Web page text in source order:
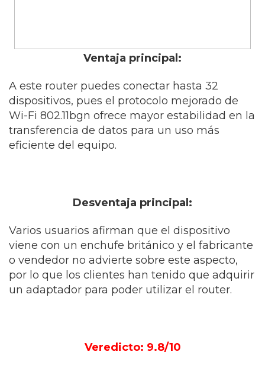
Ventaja principal:
A este router puedes conectar hasta 32
dispositivos, pues el protocolo mejorado de
Wi-Fi 802.11bgn ofrece mayor estabilidad en la
transferencia de datos para un uso más
eficiente del equipo.
Desventaja principal:
Varios usuarios afirman que el dispositivo
viene con un enchufe británico y el fabricante
o vendedor no advierte sobre este aspecto,
por lo que los clientes han tenido que adquirir
un adaptador para poder utilizar el router.
Veredicto: 9.8/10